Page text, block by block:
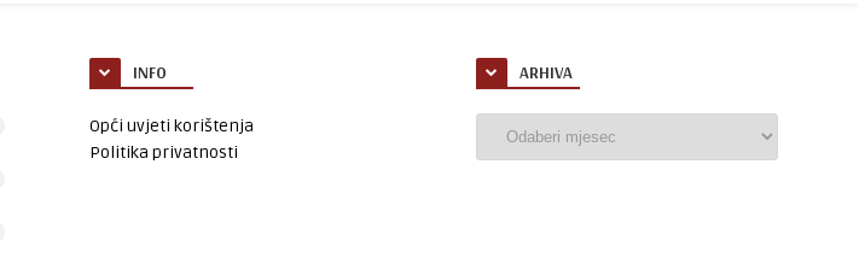
INFO
Opći uvjeti korištenja
Politika privatnosti
ARHIVA